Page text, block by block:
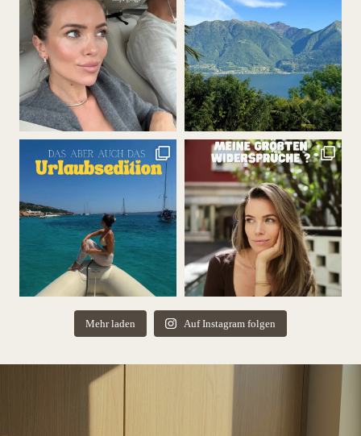
Mehr laden Auf Instagram folgen